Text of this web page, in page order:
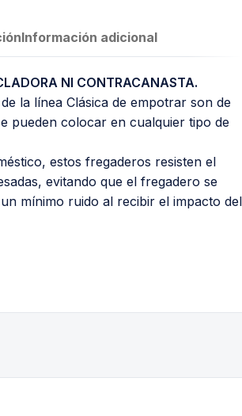
Información adicional
NI CONTRACANASTA.
la línea Clásica de empotrar son de
pueden colocar en cualquier tipo de
estos fregaderos resisten el
evitando que el fregadero se
mínimo ruido al recibir el impacto del